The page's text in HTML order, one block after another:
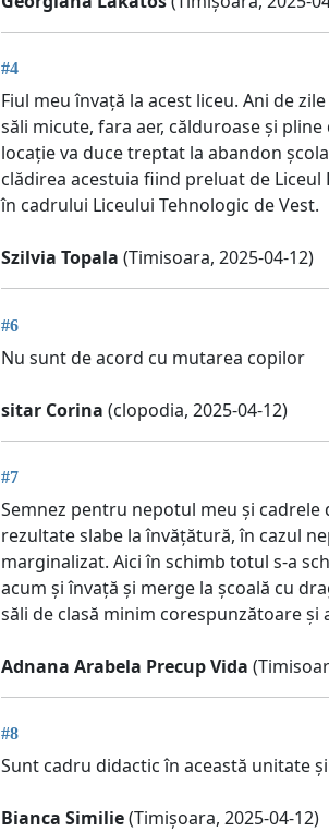
#4
Fiul meu învață la acest liceu. Ani de
săli micute, fara aer, călduroase și
locație va duce treptat la abandon
clădirea acestuia fiind preluat de
în cadrului Liceului Tehnologic de Vest.
Szilvia Topala (Timisoara, 2025-04-12)
#6
Nu sunt de acord cu mutarea copilor
sitar Corina (clopodia, 2025-04-12)
#7
Semnez pentru nepotul meu și cadrele
rezultate slabe la învățătură, în cazul
marginalizat. Aici în schimb totul s-a
acum și învață și merge la școală cu
săli de clasă minim corespunzătoare și
Adnana Arabela Precup Vida
#8
Sunt cadru didactic în această unitate
Bianca Similie(Timișoara, 2025-04-12)